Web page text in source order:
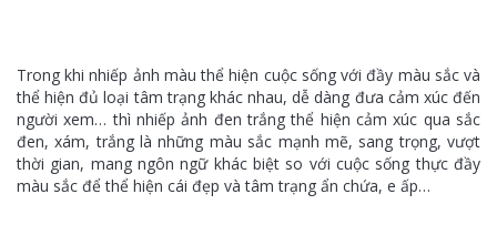
Trong khi nhiếp ảnh màu thể hiện cuộc sống với đầy màu sắc và
thể hiện đủ loại tâm trạng khác nhau, dễ dàng đưa cảm xúc đến
người xem… thì nhiếp ảnh đen trắng thể hiện cảm xúc qua sắc
đen, xám, trắng là những màu sắc mạnh mẽ, sang trọng, vượt
thời gian, mang ngôn ngữ khác biệt so với cuộc sống thực đầy
màu sắc để thể hiện cái đẹp và tâm trạng ẩn chứa, e ấp…